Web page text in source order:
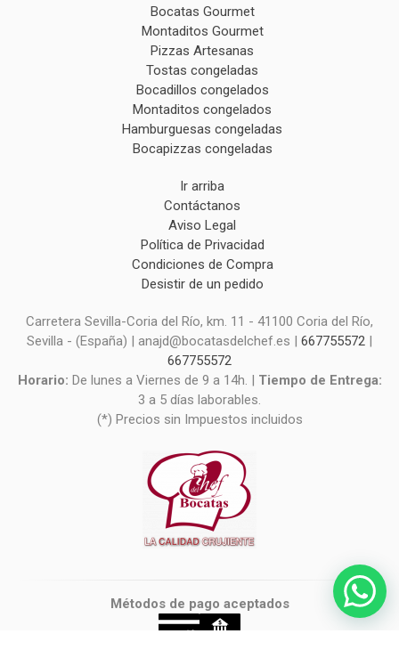
Bocatas Gourmet
Montaditos Gourmet
Pizzas Artesanas
Tostas congeladas
Bocadillos congelados
Montaditos congelados
Hamburguesas congeladas
Bocapizzas congeladas
Ir arriba
Contáctanos
Aviso Legal
Política de Privacidad
Condiciones de Compra
Desistir de un pedido
Carretera Sevilla-Coria del Río, km. 11 - 41100 Coria del Río,
Sevilla - (España) | anajd@bocatasdelchef.es | 667755572 |
667755572
Horario: De lunes a Viernes de 9 a 14h. | Tiempo de Entrega:
3 a 5 días laborables.
(*) Precios sin Impuestos incluidos
Métodos de pago aceptados